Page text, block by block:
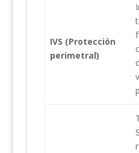
IVS (Protección
perimetral)